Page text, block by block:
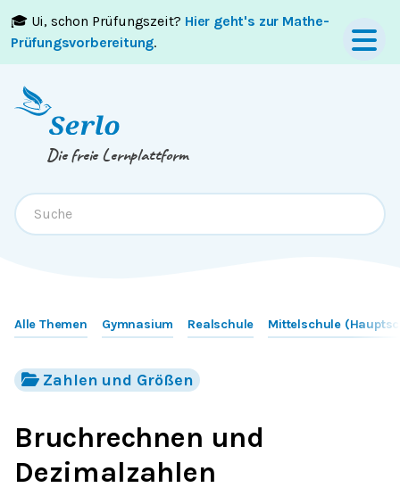
🎓 Ui, schon Prüfungszeit? Hier geht's zur Mathe-
Prüfungsvorbereitung.
Springe zumInhaltoderFooter
Die freie Lernplattform
Alle Themen Gymnasium Realschule Mittelschule
Zahlen und Größen
Bruchrechnen und
Dezimalzahlen